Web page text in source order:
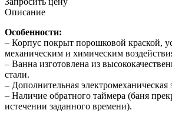
Описание
Особенности:
– Корпус покрыт порошковой краской,
механическим и химическим
– Ванна изготовлена из
стали.
– Дополнительная электромеханическая
– Наличие обратного таймера (баня
истечении заданного времени).